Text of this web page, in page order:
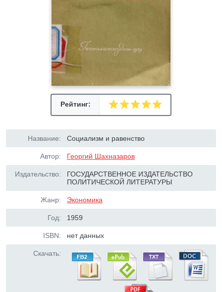
Рейтинг:
Название: Социализм и равенство
Автор: Георгий Шахназаров
Издательство:
ГОСУДАРСТВЕННОЕ ИЗДАТЕЛЬСТВО
ПОЛИТИЧЕСКОЙ ЛИТЕРАТУРЫ
Жанр: Экономика
Год: 1959
ISBN: нет данных
Скачать: